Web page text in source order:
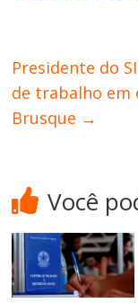
Presidente do
de trabalho em
Brusque →
Você